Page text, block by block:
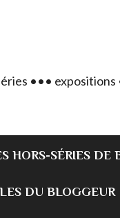
•••
HORS-SÉRIES DE
DU BLOGGEUR